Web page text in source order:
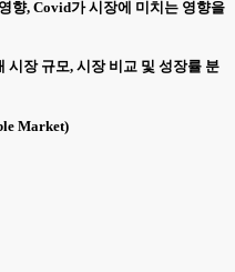
향, Covid가 시장에 미치는 영향을
시장 규모, 시장 비교 및 성장률 분
Market)